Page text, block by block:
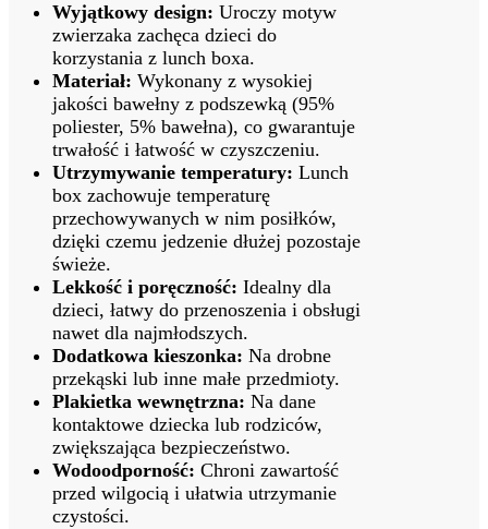
Wyjątkowy design: Uroczy motyw
zwierzaka zachęca dzieci do
korzystania z lunch boxa.
Materiał: Wykonany z wysokiej
jakości bawełny z podszewką (95%
poliester, 5% bawełna), co gwarantuje
trwałość i łatwość w czyszczeniu.
Utrzymywanie temperatury: Lunch
box zachowuje temperaturę
przechowywanych w nim posiłków,
dzięki czemu jedzenie dłużej pozostaje
świeże.
Lekkość i poręczność: Idealny dla
dzieci, łatwy do przenoszenia i obsługi
nawet dla najmłodszych.
Dodatkowa kieszonka: Na drobne
przekąski lub inne małe przedmioty.
Plakietka wewnętrzna: Na dane
kontaktowe dziecka lub rodziców,
zwiększająca bezpieczeństwo.
Wodoodporność: Chroni zawartość
przed wilgocią i ułatwia utrzymanie
czystości.